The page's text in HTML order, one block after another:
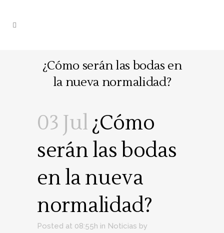
¿Cómo serán las bodas en
la nueva normalidad?
03 Jul¿Cómo
serán las bodas
en la nueva
normalidad?
Posted at 08:55h in Noticias by